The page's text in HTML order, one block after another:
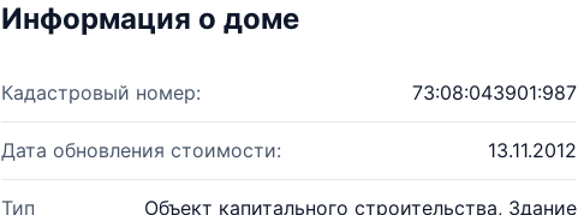
Информация о доме
Кадастровый номер: 73:08:043901:987
Дата обновления стоимости: 13.11.2012
Тип
Объект капитального строительства, Здание